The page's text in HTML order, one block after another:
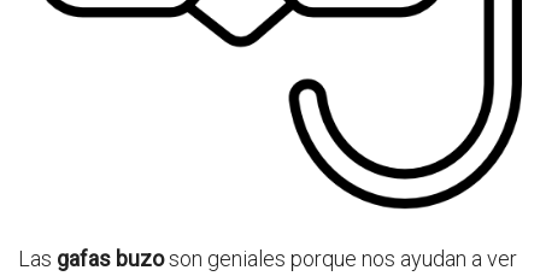
Las gafas buzoson geniales porque nos ayudan a ver